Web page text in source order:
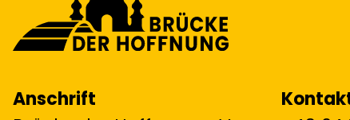
Anschrift